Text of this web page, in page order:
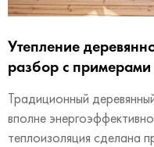
Утепление
разбор с примерами
Традиционный
вполне
теплоизоляция сделана